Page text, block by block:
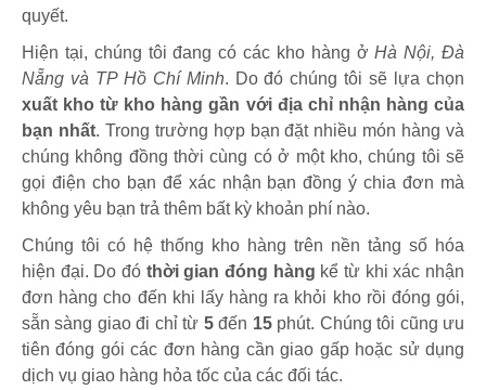
quyết.
Hiện tại, chúng tôi đang có các kho hàng ởHà Nội, Đà
Nẵng và TP Hồ Chí Minh. Do đó chúng tôi sẽ lựa chọn
xuất kho từ kho hàng gần với địa chỉ nhận hàng của
bạn nhất. Trong trường hợp bạn đặt nhiều món hàng và
chúng không đồng thời cùng có ở một kho, chúng tôi sẽ
gọi điện cho bạn để xác nhận bạn đồng ý chia đơn mà
không yêu bạn trả thêm bất kỳ khoản phí nào.
Chúng tôi có hệ thống kho hàng trên nền tảng số hóa
hiện đại. Do đó thời gian đóng hàng kể từ khi xác nhận
đơn hàng cho đến khi lấy hàng ra khỏi kho rồi đóng gói,
sẵn sàng giao đi chỉ từ 5đến 15 phút. Chúng tôi cũng ưu
tiên đóng gói các đơn hàng cần giao gấp hoặc sử dụng
dịch vụ giao hàng hỏa tốc của các đối tác.